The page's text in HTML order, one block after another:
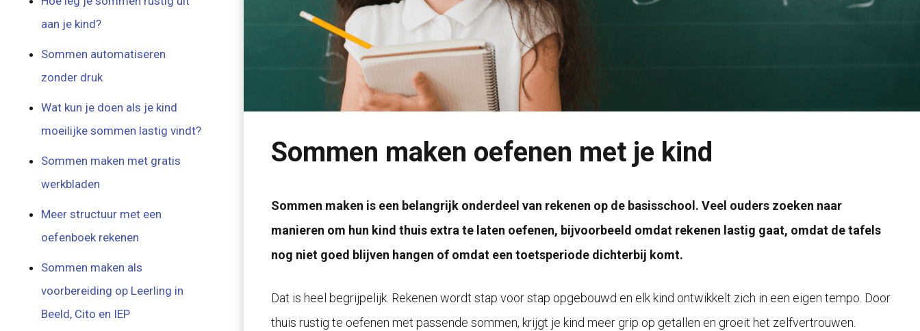
Sommen maken oefenen met je kind
Sommen maken is een belangrijk onderdeel van rekenen op de basisschool. Veel ouders zoeken naar
manieren om hun kind thuis extra te laten oefenen, bijvoorbeeld omdat rekenen lastig gaat, omdat de tafels
nog niet goed blijven hangen of omdat een toetsperiode dichterbij komt.
Dat is heel begrijpelijk. Rekenen wordt stap voor stap opgebouwd en elk kind ontwikkelt zich in een eigen tempo. Door
thuis rustig te oefenen met passende sommen, krijgt je kind meer grip op getallen en groeit het zelfvertrouwen.
aan je kind?
Sommen automatiseren
zonder druk
Wat kun je doen als je kind
moeilijke sommen lastig vindt?
Sommen maken met gratis
werkbladen
Meer structuur met een
oefenboek rekenen
Sommen maken als
voorbereiding op Leerling in
Beeld, Cito en IEP